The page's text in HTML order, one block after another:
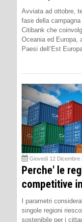
Avviata ad ottobre,
fase della
Citibank che
Oceania ed Europa,
Paesi dell’Est
Giovedì 12 Dicembre
Perche' le
competitive
I parametri
singole regioni
sostenibile per i